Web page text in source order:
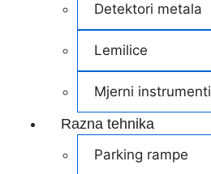
Detektori metala
Lemilice
Mjerni instrumenti
Razna tehnika
Parking rampe